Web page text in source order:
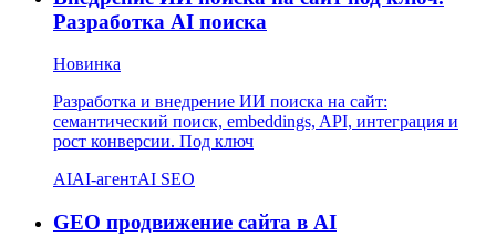
Разработка AI поиска
Новинка
Разработка и внедрение ИИ поиска на сайт:
семантический поиск, embeddings, API, интеграция и
рост конверсии. Под ключ
AIAI-агентAI SEO
GEO продвижение сайта в AI